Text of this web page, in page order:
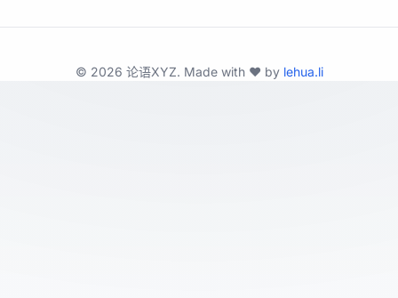
© 2026 论语XYZ. Made with ❤️ by lehua.li